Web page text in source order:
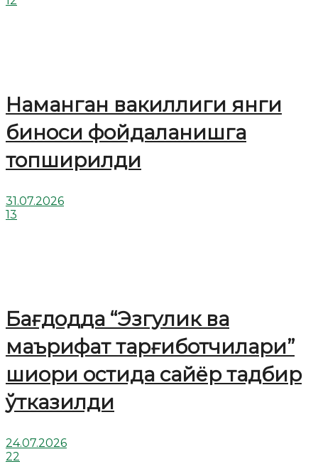
Наманган вакиллиги янги
биноси фойдаланишга
топширилди
31.07.2026
13
Бағдодда “Эзгулик ва
маърифат тарғиботчилари”
шиори остида сайёр тадбир
ўтказилди
24.07.2026
22